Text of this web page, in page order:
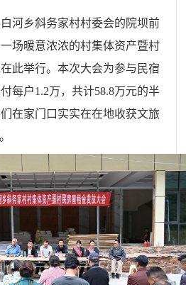
河乡斜务家村村委会的院坝前
场暖意浓浓的村集体资产暨村
此举行。本次大会为参与民宿
每户1.2万，共计58.8万元的半
在家门口实实在在地收获文旅